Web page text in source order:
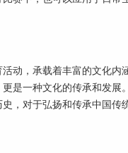
动，承载着丰富的文化内
是一种文化的传承和发展
，对于弘扬和传承中国传